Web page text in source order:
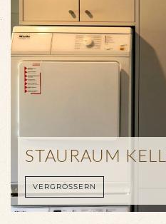
STAURAUM
VERGRÖSSERN